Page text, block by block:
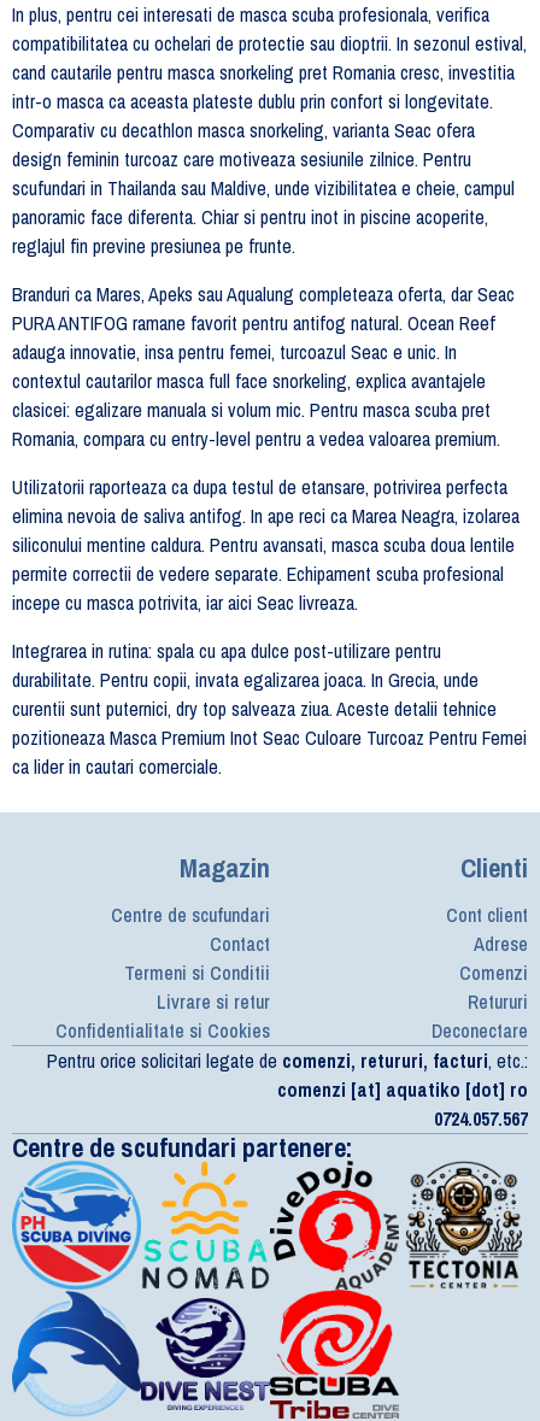
In plus, pentru cei interesati de masca scuba profesionala, verifica
compatibilitatea cu ochelari de protectie sau dioptrii. In sezonul estival,
cand cautarile pentru masca snorkeling pret Romania cresc, investitia
intr-o masca ca aceasta plateste dublu prin confort si longevitate.
Comparativ cu decathlon masca snorkeling, varianta Seac ofera
design feminin turcoaz care motiveaza sesiunile zilnice. Pentru
scufundari in Thailanda sau Maldive, unde vizibilitatea e cheie, campul
panoramic face diferenta. Chiar si pentru inot in piscine acoperite,
reglajul fin previne presiunea pe frunte.
Branduri ca Mares, Apeks sau Aqualung completeaza oferta, dar Seac
PURA ANTIFOG ramane favorit pentru antifog natural. Ocean Reef
adauga innovatie, insa pentru femei, turcoazul Seac e unic. In
contextul cautarilor masca full face snorkeling, explica avantajele
clasicei: egalizare manuala si volum mic. Pentru masca scuba pret
Romania, compara cu entry-level pentru a vedea valoarea premium.
Utilizatorii raporteaza ca dupa testul de etansare, potrivirea perfecta
elimina nevoia de saliva antifog. In ape reci ca Marea Neagra, izolarea
siliconului mentine caldura. Pentru avansati, masca scuba doua lentile
permite correctii de vedere separate. Echipament scuba profesional
incepe cu masca potrivita, iar aici Seac livreaza.
Integrarea in rutina: spala cu apa dulce post-utilizare pentru
durabilitate. Pentru copii, invata egalizarea joaca. In Grecia, unde
curentii sunt puternici, dry top salveaza ziua. Aceste detalii tehnice
pozitioneaza Masca Premium Inot Seac Culoare Turcoaz Pentru Femei
ca lider in cautari comerciale.
Magazin
Centre de scufundari
Contact
Termeni si Conditii
Livrare si retur
Confidentialitate si Cookies
Clienti
Cont client
Adrese
Comenzi
Retururi
Deconectare
Pentru orice solicitari legate de comenzi, retururi, facturi, etc.:
comenzi [at] aquatiko [dot] ro
0724.057.567
Centre de scufundari partenere: